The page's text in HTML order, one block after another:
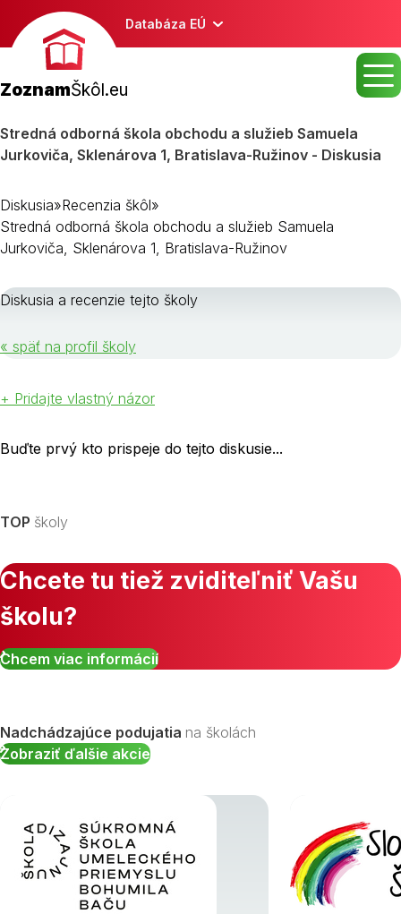
Databáza EÚ
ZoznamŠkôl.eu
Stredná odborná škola obchodu a služieb Samuela
Jurkoviča, Sklenárova 1, Bratislava-Ružinov - Diskusia
Diskusia»Recenzia škôl»
Stredná odborná škola obchodu a služieb Samuela
Jurkoviča, Sklenárova 1, Bratislava-Ružinov
Diskusia a recenzie tejto školy
« späť na profil školy
+ Pridajte vlastný názor
Buďte prvý kto prispeje do tejto diskusie...
TOP školy
Chcete tu tiež zviditeľniť Vašu
školu?
Chcem viac informácií
Nadchádzajúce podujatia na školách
Zobraziť ďalšie akcie